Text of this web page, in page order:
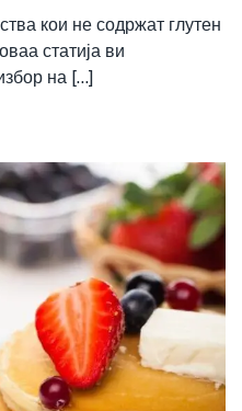
кои не содржат глутен
статија ви
на [...]